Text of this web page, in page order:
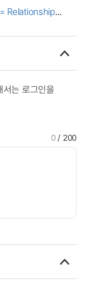
Relationship
는 로그인을
0/ 200